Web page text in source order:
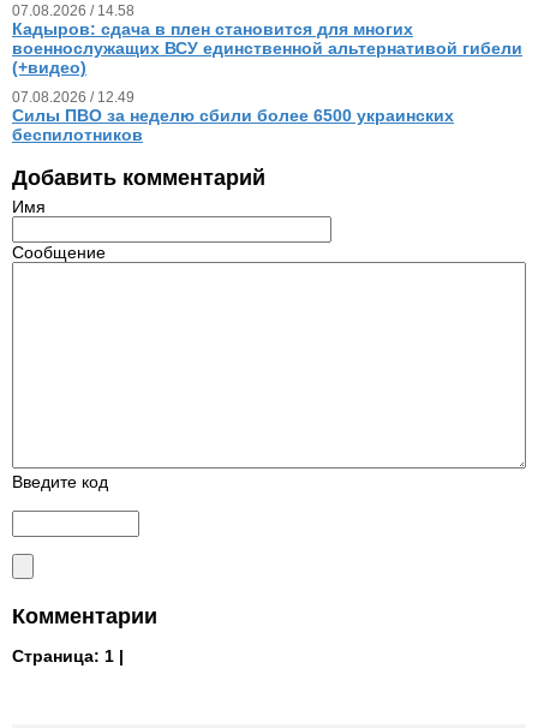
07.08.2026 / 14.58
Кадыров: сдача в плен становится для многих
военнослужащих ВСУ единственной альтернативой гибели
(+видео)
07.08.2026 / 12.49
Силы ПВО за неделю сбили более 6500 украинских
беспилотников
Добавить комментарий
Имя
Сообщение
Введите код
Комментарии
Страница: 1 |